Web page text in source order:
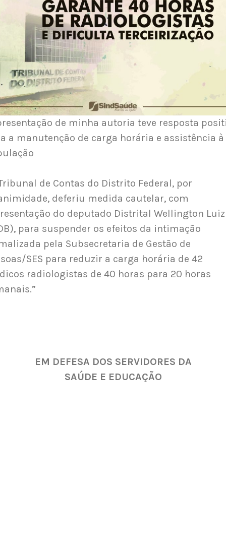
de minha autoria teve resposta
a manutenção de carga horária e assistência à
de Contas do Distrito Federal, por
deferiu medida cautelar, com
do deputado Distrital Wellington Luiz
para suspender os efeitos da intimação
pela Subsecretaria de Gestão de
SES para reduzir a carga horária de 42
radiologistas de 40 horas para 20 horas
EM DEFESA DOS SERVIDORES DA
SAÚDE E EDUCAÇÃO